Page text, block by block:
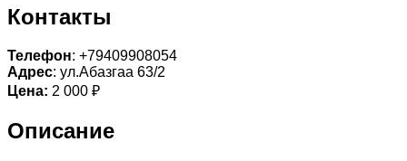
Контакты
Телефон: +79409908054
Адрес: ул.Абазгаа 63/2
Цена: 2 000 ₽
Описание